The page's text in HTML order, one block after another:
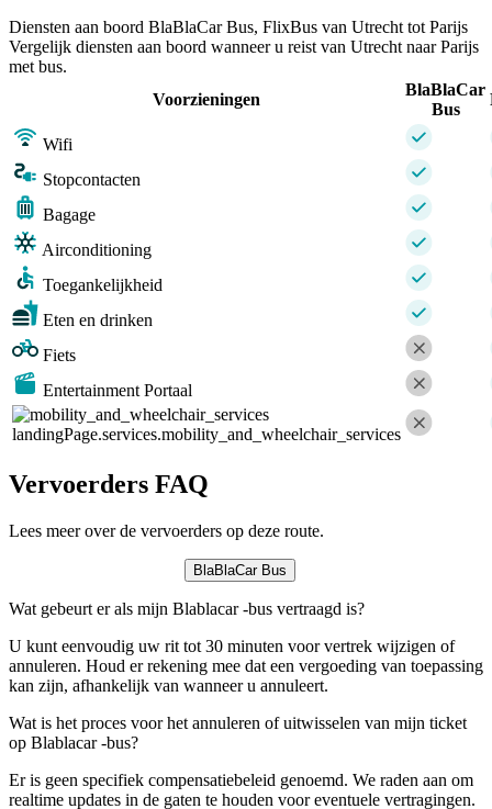
Diensten aan boord BlaBlaCar Bus, FlixBus van Utrecht tot Parijs
Vergelijk diensten aan boord wanneer u reist van Utrecht naar Parijs
met bus.
Voorzieningen
BlaBlaCar
Bus
Wifi
Stopcontacten
Bagage
Airconditioning
Toegankelijkheid
Eten en drinken
Fiets
Entertainment Portaal
landingPage.services.mobility_and_wheelchair_services
Vervoerders FAQ
Lees meer over de vervoerders op deze route.
BlaBlaCar Bus
Wat gebeurt er als mijn Blablacar -bus vertraagd is?
U kunt eenvoudig uw rit tot 30 minuten voor vertrek wijzigen of
annuleren. Houd er rekening mee dat een vergoeding van toepassing
kan zijn, afhankelijk van wanneer u annuleert.
Wat is het proces voor het annuleren of uitwisselen van mijn ticket
op Blablacar -bus?
Er is geen specifiek compensatiebeleid genoemd. We raden aan om
realtime updates in de gaten te houden voor eventuele vertragingen.